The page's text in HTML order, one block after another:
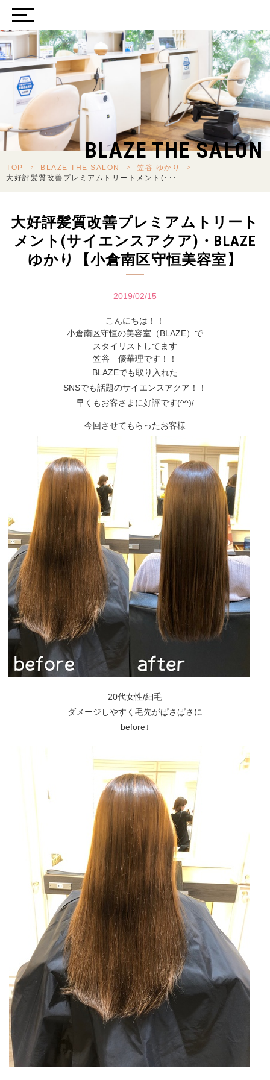
BLAZE THE SALON
TOP > BLAZE THE SALON > 笠谷 ゆかり
>
大好評髪質改善プレミアムトリートメント(･･･
大好評髪質改善プレミアムトリート
メント(サイエンスアクア)・BLAZE
ゆかり【小倉南区守恒美容室】
2019/02/15
こんにちは！！
小倉南区守恒の美容室（BLAZE）で
スタイリストしてます
笠谷 優華理です！！
BLAZEでも取り入れた
SNSでも話題のサイエンスアクア！！
早くもお客さまに好評です(^^)/
今回させてもらったお客様
20代女性/細毛
ダメージしやすく毛先がぱさぱさに
before↓